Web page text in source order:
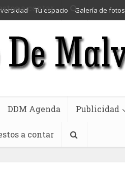
a contar
Tu espacio Galería de fotos
DDM Agenda Publicidad
a contar